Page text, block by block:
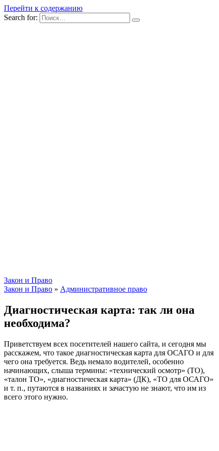
Перейти к содержанию
Search for:
Закон и Право
Закон и Право » Административное право
Диагностическая карта: так ли она
необходима?
Приветствуем всех посетителей нашего сайта, и сегодня мы
расскажем, что такое диагностическая карта для ОСАГО и для
чего она требуется. Ведь немало водителей, особенно
начинающих, слыша термины: «технический осмотр» (ТО),
«талон ТО», «диагностическая карта» (ДК), «ТО для ОСАГО»
и т. п., путаются в названиях и зачастую не знают, что им из
всего этого нужно.